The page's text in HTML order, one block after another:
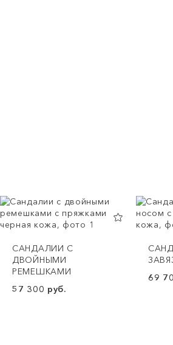
CАНДАЛИИ С
ДВОЙНЫМИ
РЕМЕШКАМИ
57 300 руб.
69